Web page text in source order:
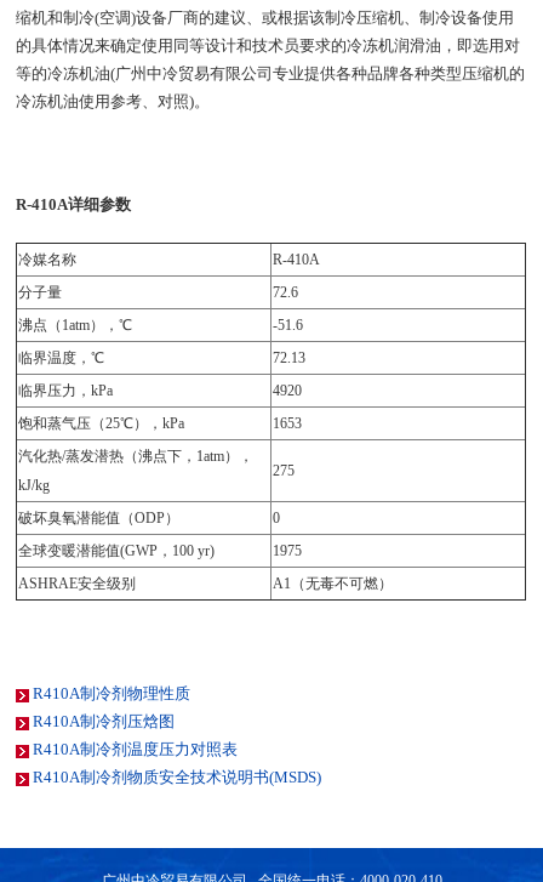
缩机和制冷(空调)设备厂商的建议、或根据该制冷压缩机、制冷设备使用
的具体情况来确定使用同等设计和技术员要求的冷冻机润滑油，即选用对
等的冷冻机油(广州中冷贸易有限公司专业提供各种品牌各种类型压缩机的
冷冻机油使用参考、对照)。
R-410A详细参数
冷媒名称
R-410A
分子量
72.6
沸点（1atm），℃
-51.6
临界温度，℃
72.13
临界压力，kPa
4920
饱和蒸气压（25℃），kPa
1653
汽化热/蒸发潜热（沸点下，1atm），
kJ/kg
275
破坏臭氧潜能值（ODP）
0
全球变暖潜能值(GWP，100 yr)
1975
ASHRAE安全级别
A1（无毒不可燃）
R410A制冷剂物理性质
R410A制冷剂压焓图
R410A制冷剂温度压力对照表
R410A制冷剂物质安全技术说明书(MSDS)